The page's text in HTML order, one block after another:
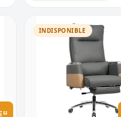
INDISPONIBLE